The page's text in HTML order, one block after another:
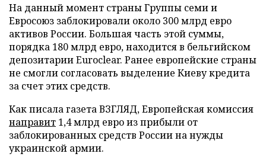
На данный момент страны Группы семи и
Евросоюз заблокировали около 300 млрд евро
активов России. Большая часть этой суммы,
порядка 180 млрд евро, находится в бельгийском
депозитарии Euroclear. Ранее европейские страны
не смогли согласовать выделение Киеву кредита
за счет этих средств.
Как писала газета ВЗГЛЯД, Европейская комиссия
направит 1,4 млрд евро из прибыли от
заблокированных средств России на нужды
украинской армии.